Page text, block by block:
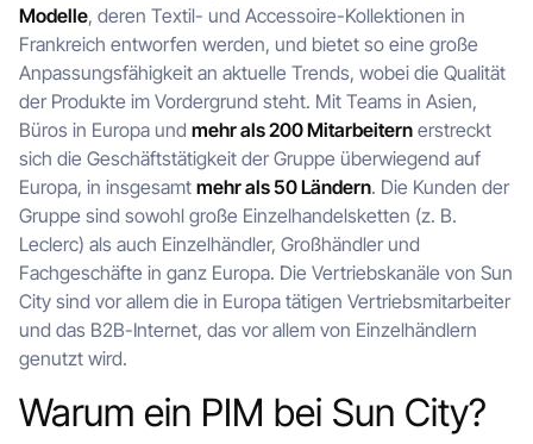
Modelle, deren Textil- und Accessoire-Kollektionen in
Frankreich entworfen werden, und bietet so eine große
Anpassungsfähigkeit an aktuelle Trends, wobei die Qualität
der Produkte im Vordergrund steht. Mit Teams in Asien,
Büros in Europa und mehr als 200 Mitarbeitern erstreckt
sich die Geschäftstätigkeit der Gruppe überwiegend auf
Europa, in insgesamt mehr als 50 Ländern. Die Kunden der
Gruppe sind sowohl große Einzelhandelsketten (z. B.
Leclerc) als auch Einzelhändler, Großhändler und
Fachgeschäfte in ganz Europa. Die Vertriebskanäle von Sun
City sind vor allem die in Europa tätigen Vertriebsmitarbeiter
und das B2B-Internet, das vor allem von Einzelhändlern
genutzt wird.
Warum ein PIM bei Sun City?